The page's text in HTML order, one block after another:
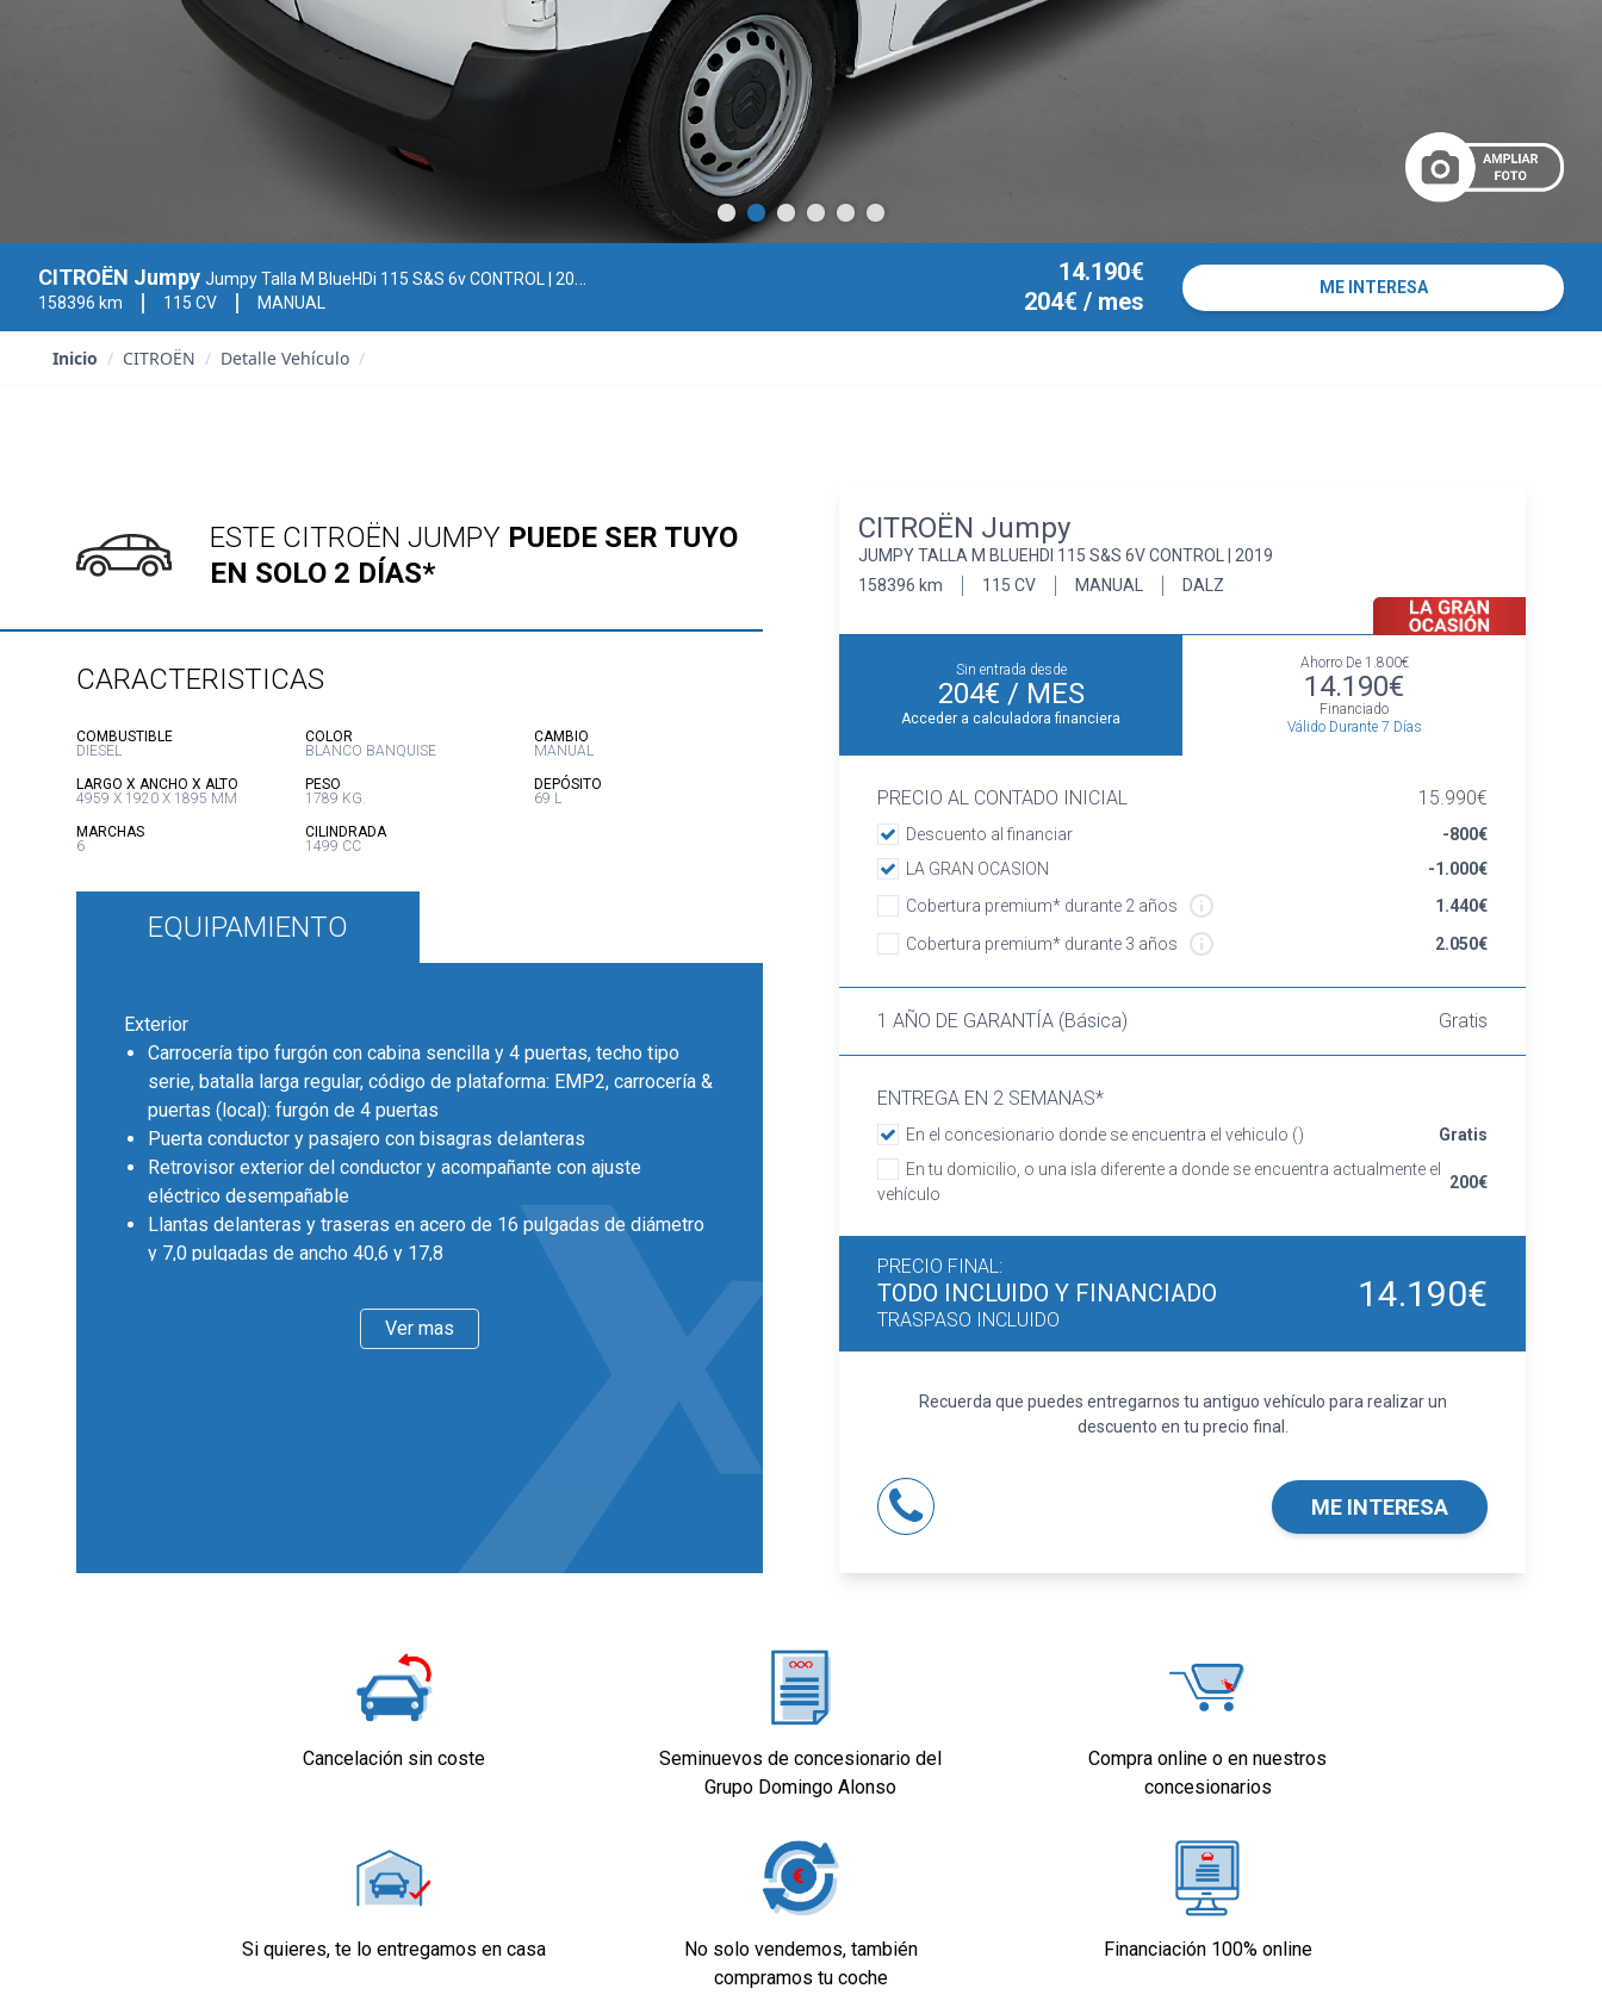
CITROËN Jumpy Jumpy Talla M BlueHDi 115 S&S 6v CONTROL | 2019
158396 km
115 CV MANUAL
14.190€
204€ / mes
ME INTERESA
Inicio / CITROËN / Detalle Vehículo /
ESTE CITROËN JUMPY PUEDE SER TUYO
EN SOLO 2 DÍAS*
CARACTERISTICAS
COMBUSTIBLE:
DIESEL
COLOR
BLANCO BANQUISE
CAMBIO
MANUAL
LARGO X ANCHO X ALTO
4959 X 1920 X 1895 MM
PESO
1789 KG.
DEPÓSITO
69 L
MARCHAS:
6
CILINDRADA:
1499 CC
EQUIPAMIENTO
Exterior
Carrocería tipo furgón con cabina sencilla y 4 puertas, techo tipo
serie, batalla larga regular, código de plataforma: EMP2, carrocería &
puertas (local): furgón de 4 puertas
Puerta conductor y pasajero con bisagras delanteras
Retrovisor exterior del conductor y acompañante con ajuste
eléctrico desempañable
Llantas delanteras y traseras en acero de 16 pulgadas de diámetro
y 7,0 pulgadas de ancho 40,6 y 17,8
larga con bombilla halógena
Confort
Ordenador de viaje
Control electrónico de tracción
Suspensión delantera tipo McPherson o similar y mediante muelle
helicoidal con ruedas independientes, suspensión trasera de
Ver mas
CITROËN Jumpy
JUMPY TALLA M BLUEHDI 115 S&S 6V CONTROL | 2019
158396 km
115 CV MANUAL DALZ
Sin entrada desde
204€ / MES
Acceder a calculadora financiera
Ahorro De 1.800€
14.190€
Financiado
Válido Durante 7 Días
PRECIO AL CONTADO INICIAL 15.990€
Descuento al financiar
-800€
LA GRAN OCASION
-1.000€
Cobertura premium* durante 2 años
1.440€
Cobertura premium* durante 3 años
2.050€
1 AÑO DE GARANTÍA (Básica) Gratis
ENTREGA EN 2 SEMANAS*
En el concesionario donde se encuentra el vehiculo ()
Gratis
En tu domicilio, o una isla diferente a donde se encuentra actualmente el
vehículo
200€
PRECIO FINAL:
TODO INCLUIDO Y FINANCIADO
TRASPASO INCLUIDO
14.190€
Recuerda que puedes entregarnos tu antiguo vehículo para realizar un
descuento en tu precio final.
ME INTERESA
Cancelación sin coste
Seminuevos de concesionario del
Grupo Domingo Alonso
Compra online o en nuestros
concesionarios
Si quieres, te lo entregamos en casa
No solo vendemos, también
compramos tu coche
Financiación 100% online